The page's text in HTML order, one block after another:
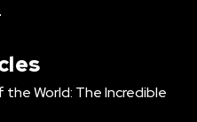
World: The Incredible